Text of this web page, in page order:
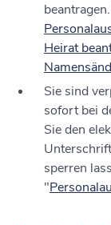
beantragen.
Heirat
Sie sind
sofort bei
Sie den
sperren
"